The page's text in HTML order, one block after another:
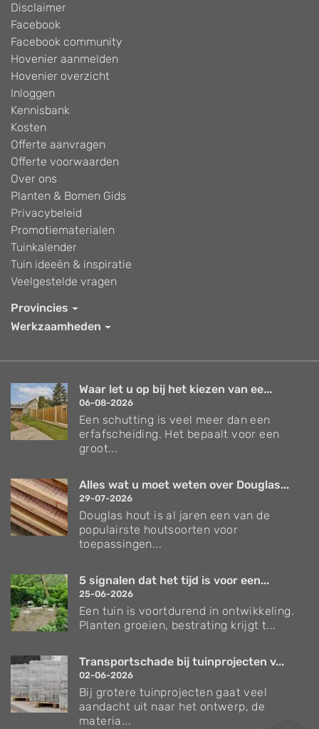
Disclaimer
Facebook
Facebook community
Hovenier aanmelden
Hovenier overzicht
Inloggen
Kennisbank
Kosten
Offerte aanvragen
Offerte voorwaarden
Over ons
Planten & Bomen Gids
Privacybeleid
Promotiematerialen
Tuinkalender
Tuin ideeën & inspiratie
Veelgestelde vragen
Provincies
Werkzaamheden
Waar let u op bij het kiezen van ee...
06-08-2026
Een schutting is veel meer dan een
erfafscheiding. Het bepaalt voor een
groot...
Alles wat u moet weten over Douglas...
29-07-2026
Douglas hout is al jaren een van de
populairste houtsoorten voor
toepassingen...
5 signalen dat het tijd is voor een...
25-06-2026
Een tuin is voortdurend in ontwikkeling.
Planten groeien, bestrating krijgt t...
Transportschade bij tuinprojecten v...
02-06-2026
Bij grotere tuinprojecten gaat veel
aandacht uit naar het ontwerp, de
materia...